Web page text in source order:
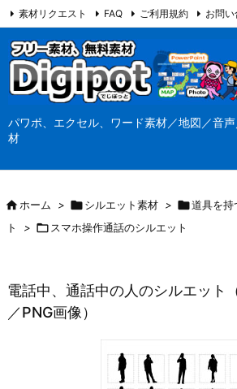
パワポ、エクセル、ワード素材／地図／音
材
素材リクエスト FAQ ご利用規約 お問
当サイト（Digipot.net）について
ホーム > シルエット素材 > 道具を持
ト
>  スマホ操作通話のシルエット
電話中、通話中の人のシルエット
／PNG画像）